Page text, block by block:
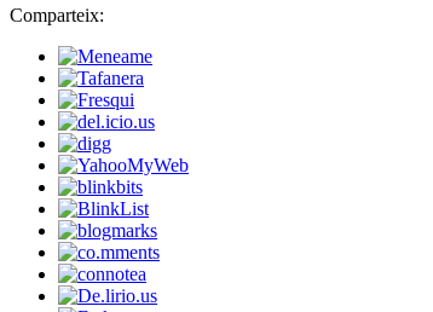
Comparteix: